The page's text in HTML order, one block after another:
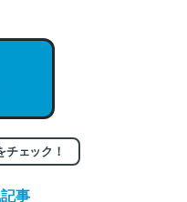
記事。/続編来た
entry/2023/03/27
１） - conceptualization
チェック！
事